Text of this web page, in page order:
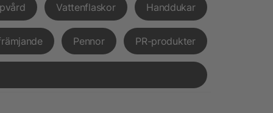
Vattenflaskor Handdukar
Pennor PR-produkter